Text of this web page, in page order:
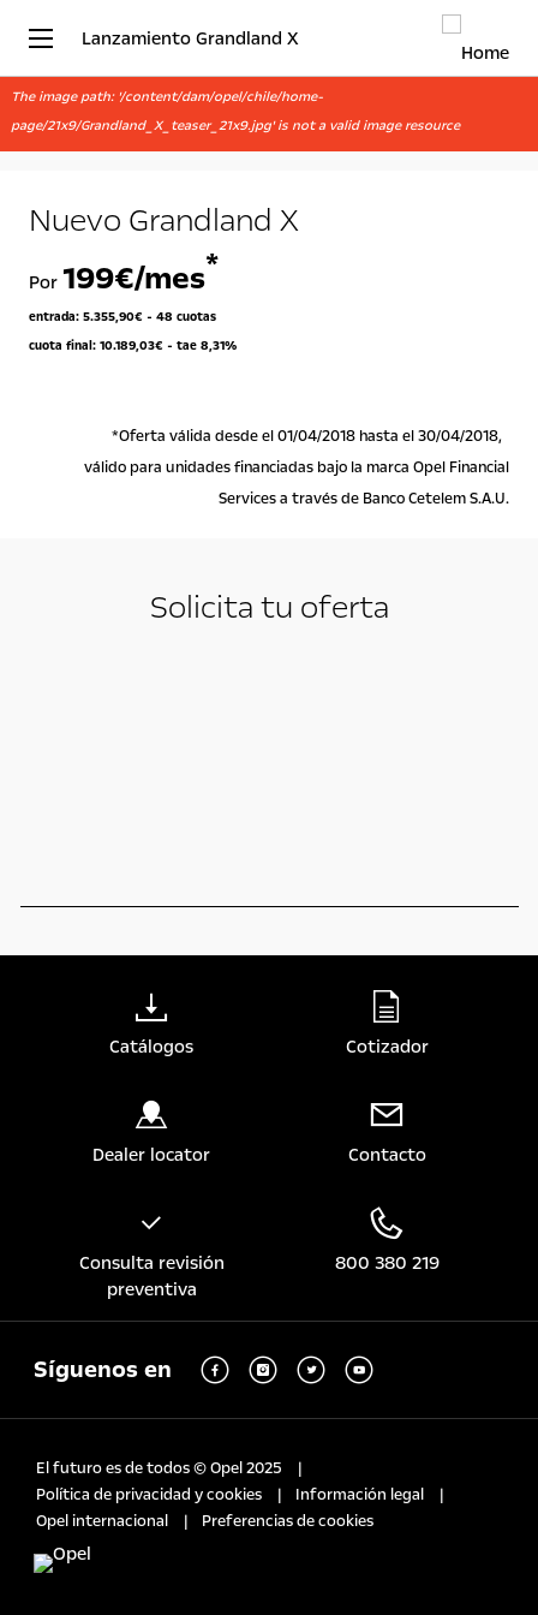
Lanzamiento Grandland X
The image path: '/content/dam/opel/chile/home-
page/21x9/Grandland_X_teaser_21x9.jpg' is not a valid image resource
Nuevo Grandland X
Por 199€/mes*
entrada: 5.355,90€ - 48 cuotas
cuota final: 10.189,03€ - tae 8,31%
*Oferta válida desde el 01/04/2018 hasta el 30/04/2018,
válido para unidades financiadas bajo la marca Opel Financial
Services a través de Banco Cetelem S.A.U.
Solicita tu oferta
Catálogos Cotizador
Dealer locator Contacto
Consulta revisión
preventiva
800 380 219
Síguenos en
El futuro es de todos © Opel 2025
Política de privacidad y cookies
Información legal
Opel internacional
Preferencias de cookies